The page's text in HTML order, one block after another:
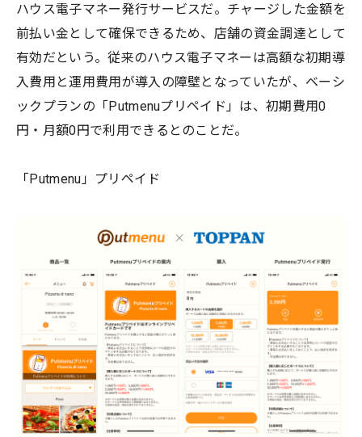
ハウス電子マネー発行サービスだ。チャージした金額を
前払い金として確保できるため、店舗の資金調達として
有効だという。従来のハウス電子マネーは高額な初期導
入費用と運用費用が導入の障壁となっていたが、ベーシ
ックプランの「Putmenuプリペイド」は、初期費用0
円・月額0円で利用できるとのことだ。
「Putmenu」プリペイド